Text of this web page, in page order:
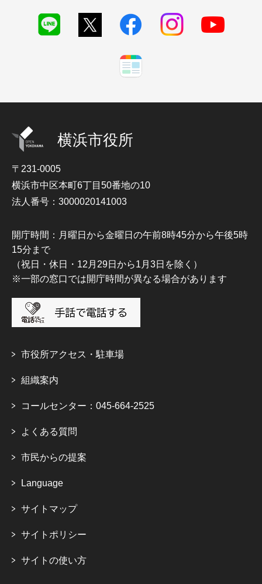
横浜市役所
〒231-0005
横浜市中区本町6丁目50番地の10
法人番号：3000020141003
開庁時間：月曜日から金曜日の午前8時45分から午後5時
15分まで
（祝日・休日・12月29日から1月3日を除く）
※一部の窓口では開庁時間が異なる場合があります
市役所アクセス・駐車場
組織案内
コールセンター：045-664-2525
よくある質問
市民からの提案
Language
サイトマップ
サイトポリシー
サイトの使い方